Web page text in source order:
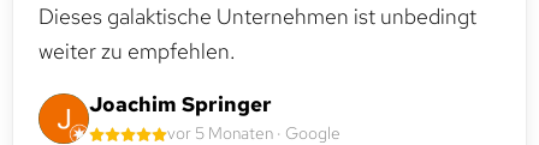
Dieses galaktische Unternehmen ist unbedingt
weiter zu empfehlen.
Joachim Springer
vor 5 Monaten · Google